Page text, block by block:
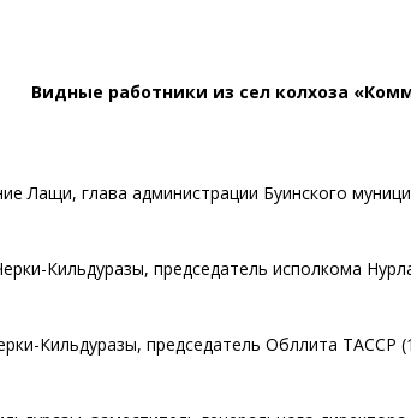
Видные работники из сел колхоза
Лащи, глава администрации Буинского
Кильдуразы, председатель исполкома
Кильдуразы, председатель Обллита ТАССР